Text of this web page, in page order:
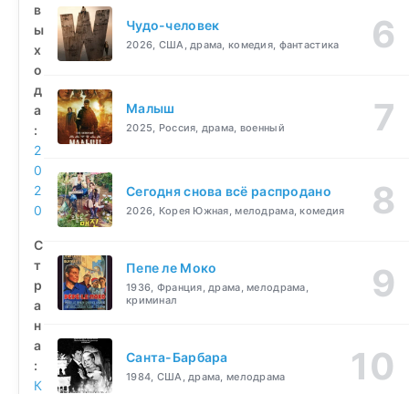
в
ы
х
о
д
а
:
2
0
2
0
С
т
р
а
н
а
:
К
Чудо-человек
2026, США, драма, комедия, фантастика
Малыш
2025, Россия, драма, военный
Сегодня снова всё распродано
2026, Корея Южная, мелодрама, комедия
Пепе ле Моко
1936, Франция, драма, мелодрама,
криминал
Санта-Барбара
1984, США, драма, мелодрама